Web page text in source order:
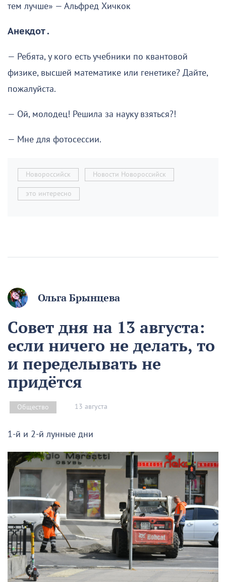
тем лучше» — Альфред Хичкок
Анекдот .
— Ребята, у кого есть учебники по квантовой
физике, высшей математике или генетике? Дайте,
пожалуйста.
— Ой, молодец! Решила за науку взяться?!
— Мне для фотосессии.
Новороссийск Новости Новороссийск
это интересно
Ольга Брынцева
Совет дня на 13 августа:
если ничего не делать, то
и переделывать не
придётся
Общество 13 августа
1-й и 2-й лунные дни